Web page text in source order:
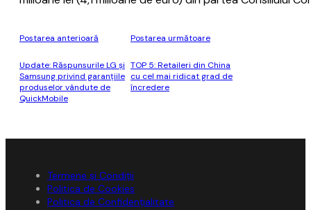
Postarea anterioară
Update: Răspunsurile LG și
Samsung privind garanțiile
produselor vândute de
QuickMobile
Postarea următoare
TOP 5: Retaileri din China
cu cel mai ridicat grad de
încredere
Termene și Condiții
Politica de Cookies
Politica de Confidențialitate